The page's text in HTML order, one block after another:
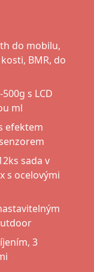
do mobilu,
BMR, do
s LCD
ml
efektem
sada v
s ocelovými
3